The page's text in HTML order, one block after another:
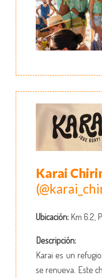
Karai
Ubicación: Km 6.2,
Descripción:
Karai es un
se renueva. Este